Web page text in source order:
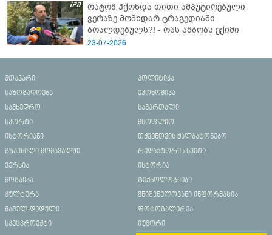
რატომ ჰქონდა თითი ამპუტირებული
ვერაზე მომხდარ ტრაგედიაში
ბრალდებულს?! - რას ამბობს ექიმი
23-07-2026
მთავარი
პოლიტიკა
საზოგადოება
ეკონომიკა
სამხედრო
სამართალი
სპორტი
მსოფლიო
ისტორიანი
თქვენთვის ქალბატონებო
გზავნილი მომავალში
რედაქტორის სვეტი
ვერსია
ისტორია
მოზაიკა
ტექნოლოგიები
კულტურა
მნიშვნელოვანი ინფორმაცია
მამულ-დედული
ფოტოგალერეა
სპეცპროექტი
იუმორი